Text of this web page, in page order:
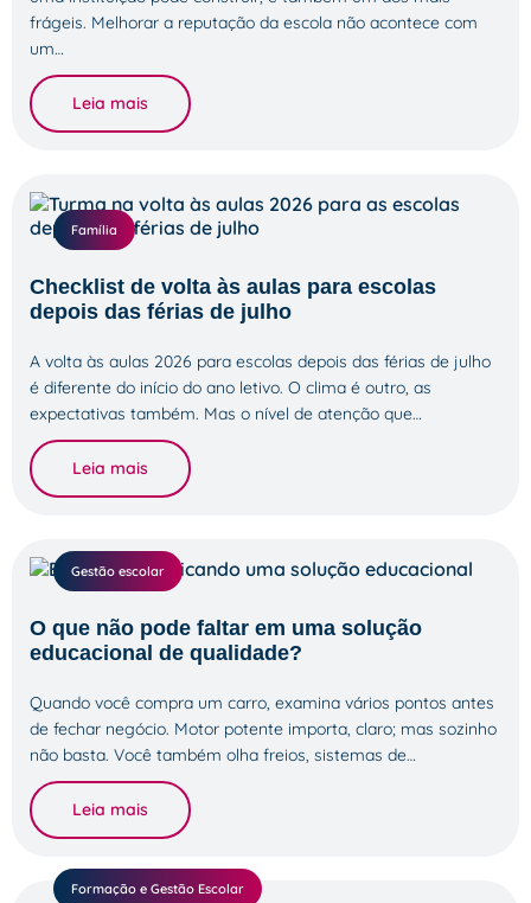
frágeis. Melhorar a reputação da escola não acontece com
um…
Leia mais
Família
Checklist de volta às aulas para escolas
depois das férias de julho
A volta às aulas 2026 para escolas depois das férias de julho
é diferente do início do ano letivo. O clima é outro, as
expectativas também. Mas o nível de atenção que…
Leia mais
Gestão escolar
O que não pode faltar em uma solução
educacional de qualidade?
Quando você compra um carro, examina vários pontos antes
de fechar negócio. Motor potente importa, claro; mas sozinho
não basta. Você também olha freios, sistemas de…
Leia mais
Formação e Gestão Escolar